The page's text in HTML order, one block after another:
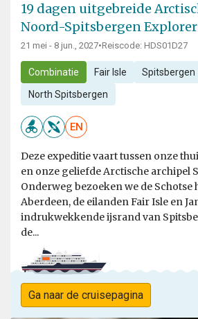
19 dagen uitgebreide
Noord-Spitsbergen Explorer
21 mei - 8 jun., 2027•Reiscode: HDS01D27
Combinatie Fair Isle Spitsbergen
North Spitsbergen
EN
Deze expeditie vaart tussen onze
en onze geliefde Arctische archipel
Onderweg bezoeken we de Schotse
Aberdeen, de eilanden Fair Isle en
indrukwekkende ijsrand van
de...
Ga naar de cruisepagina